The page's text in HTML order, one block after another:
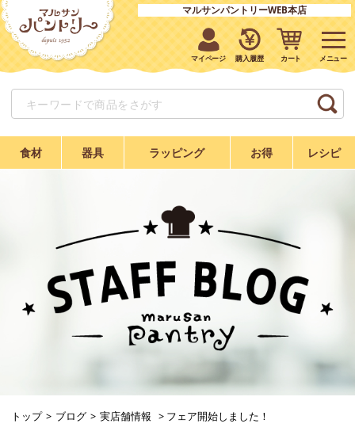
マルサンパントリーWEB本店
マイページ 購入履歴 カート
食材 器具 ラッピング お得 レシピ
トップ > ブログ > 実店舗情報 > フェア開始しました！